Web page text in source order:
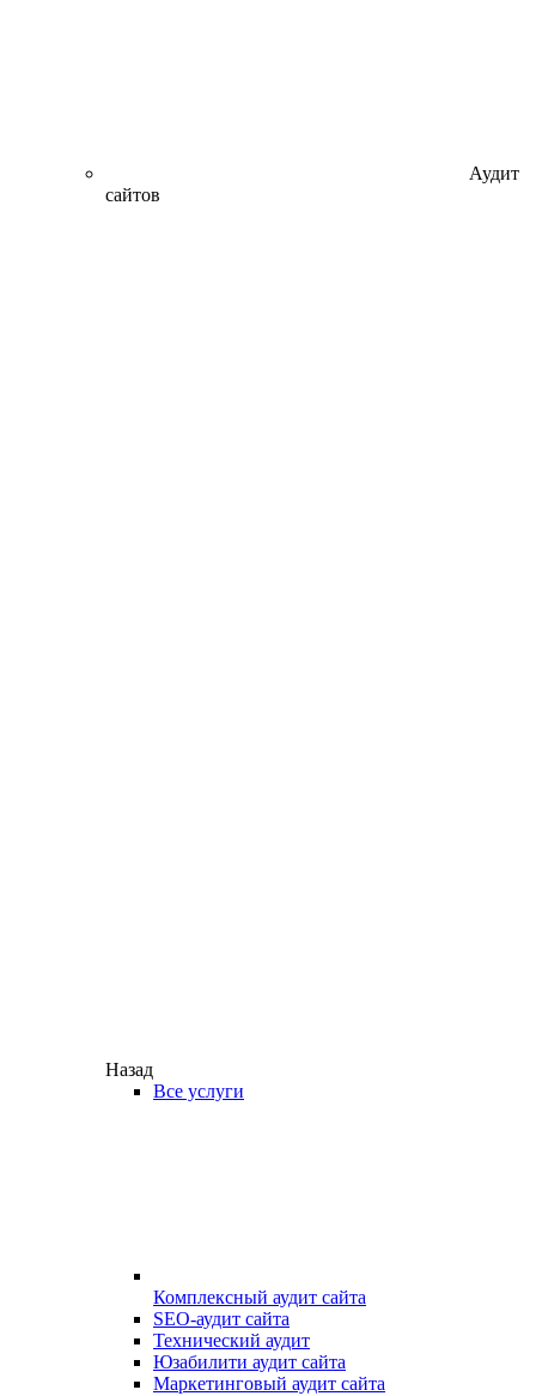
Аудит
сайтов
Назад
Все услуги
Комплексный аудит сайта
SEO-аудит сайта
Технический аудит
Юзабилити аудит сайта
Маркетинговый аудит сайта